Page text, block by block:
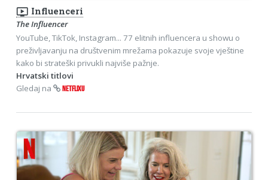
ondemand_video Influenceri
The Influencer
YouTube, TikTok, Instagram... 77 elitnih influencera u showu o
preživljavanju na društvenim mrežama pokazuje svoje vještine
kako bi strateški privukli najviše pažnje.
Hrvatski titlovi
Gledaj na
NETFLIXU